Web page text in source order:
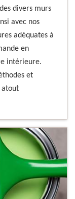
divers murs
avec nos
adéquates à
en
intérieure.
et
atout